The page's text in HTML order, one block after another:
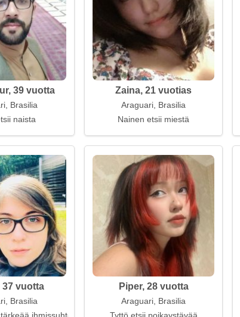
39 vuotta
Brasilia
naista
Zaina, 21 vuotias
Araguari, Brasilia
Nainen etsii miestä
37 vuotta
Brasilia
Piper, 28 vuotta
Araguari, Brasilia